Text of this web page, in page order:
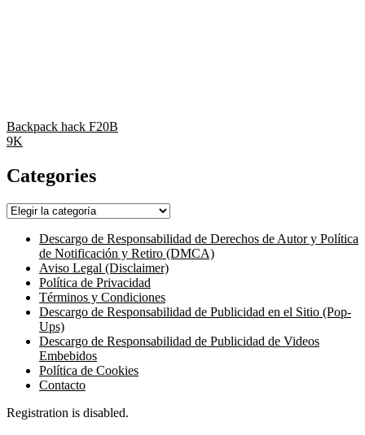
Backpack hack F20B
9K
Categories
Categories
Descargo de Responsabilidad de Derechos de Autor y Política
de Notificación y Retiro (DMCA)
Aviso Legal (Disclaimer)
Política de Privacidad
Términos y Condiciones
Descargo de Responsabilidad de Publicidad en el Sitio (Pop-
Ups)
Descargo de Responsabilidad de Publicidad de Videos
Embebidos
Política de Cookies
Contacto
Registration is disabled.